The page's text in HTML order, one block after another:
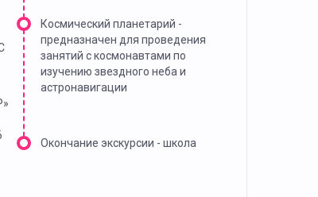
Космический планетарий -
предназначен для проведения
занятий с космонавтами по
изучению звездного неба и
астронавигации
Окончание экскурсии - школа